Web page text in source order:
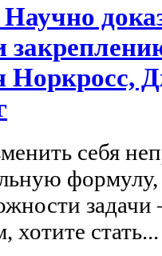
себя
формулу,
хотите стать...